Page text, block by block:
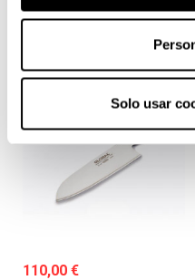
Solo usar
Cuchillo Kai Fileteador
Hoja Estrecha de 22,5 cm
110,00 €